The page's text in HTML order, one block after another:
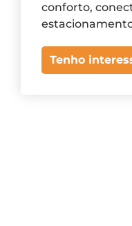
conforto,
Tenho